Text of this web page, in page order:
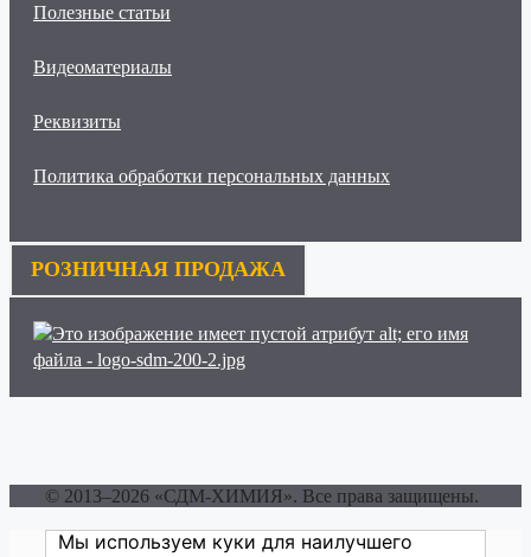
Полезные статьи
Видеоматериалы
Реквизиты
Политика обработки персональных данных
РОЗНИЧНАЯ ПРОДАЖА
© 2013–2026 «СДМ-ХИМИЯ». Все права защищены.
Мы используем куки для наилучшего